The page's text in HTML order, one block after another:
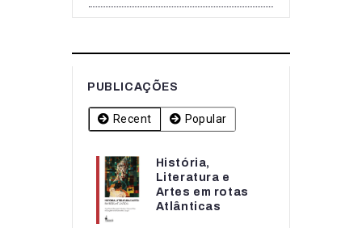
PUBLICAÇÕES
Recent Popular
História,
Literatura e
Artes em rotas
Atlânticas
História,
Literatura e
Artes em rotas...